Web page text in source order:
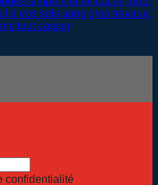
tout casser
confidentialité